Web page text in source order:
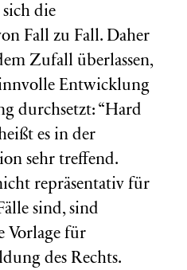
die
Fall zu Fall. Daher
Zufall überlassen,
Entwicklung
durchsetzt: “Hard
es in der
sehr treffend.
repräsentativ für
sind, sind
Vorlage für
des Rechts.